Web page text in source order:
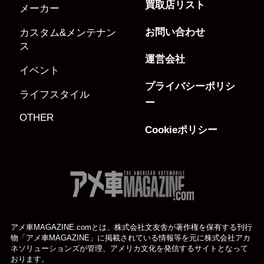
メーカー
カスタム&メンテナン
ス
イベント
ライフスタイル
OTHER
買取店リスト
お問い合わせ
運営会社
プライバシーポリシ
ー
Cookieポリシー
アメ車MAGAZINE.comとは、株式会社文友舎が著作権を保有する刊行
物「アメ車MAGAZINE」に掲載されている情報等を元に株式会社アカ
ネソリューションズが管理、アメリカ文化を発信するサイトとなって
おります。